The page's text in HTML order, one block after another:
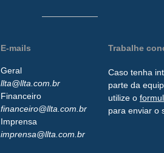
E-mails
Geral
llta@llta.com.br
Financeiro
financeiro@llta.com.br
Imprensa
imprensa@llta.com.br
Trabalhe
Caso tenha
parte da
utilize o
para enviar o